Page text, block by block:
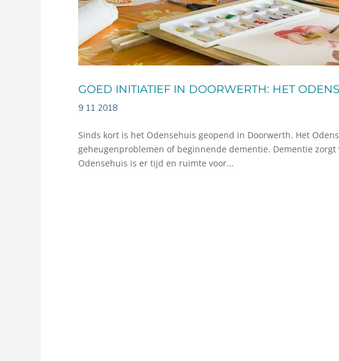
GOED INITIATIEF IN DOORWERTH: HET
9 11 2018
Sinds kort is het Odensehuis geopend in Doorwerth. Het
geheugenproblemen of beginnende dementie. Dementie
Odensehuis is er tijd en ruimte voor...